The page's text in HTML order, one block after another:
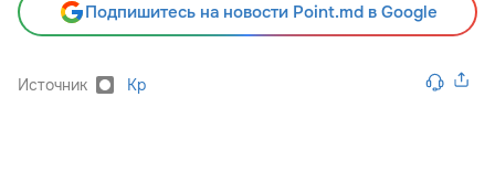
Подпишитесь на новости Point.md в Google
Источник Kp